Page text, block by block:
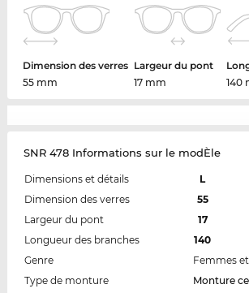
Dimension des verres
55 mm
Largeur du pont
17 mm
140
SNR 478 Informations sur le modÈle
Dimensions et détails
L
Dimension des verres
55
Largeur du pont
17
Longueur des branches
140
Genre
Femmes
Type de monture
Monture